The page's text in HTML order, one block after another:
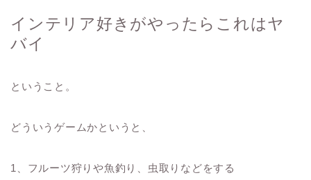
インテリア好きがやったらこれはヤ
バイ
ということ。
どういうゲームかというと、
1、フルーツ狩りや魚釣り、虫取りなどをする